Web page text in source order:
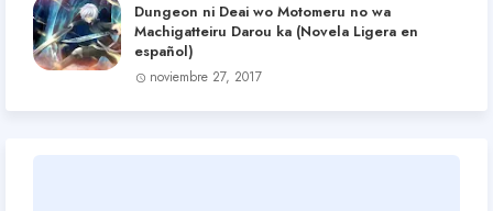
Dungeon ni Deai wo Motomeru no wa
Machigatteiru Darou ka (Novela Ligera en
español)
noviembre 27, 2017